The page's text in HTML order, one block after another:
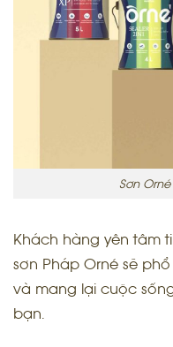
Sơn
Khách hàng yên tâm
sơn Pháp Orné sẽ
và mang lại cuộc
bạn.